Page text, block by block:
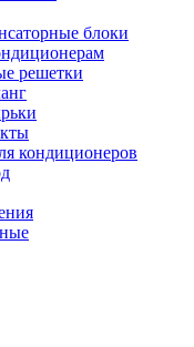
блоки
решетки
кондиционеров